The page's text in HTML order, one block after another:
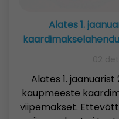
Alates 1.
Alates 1.
kaupmeeste
viipemakset.